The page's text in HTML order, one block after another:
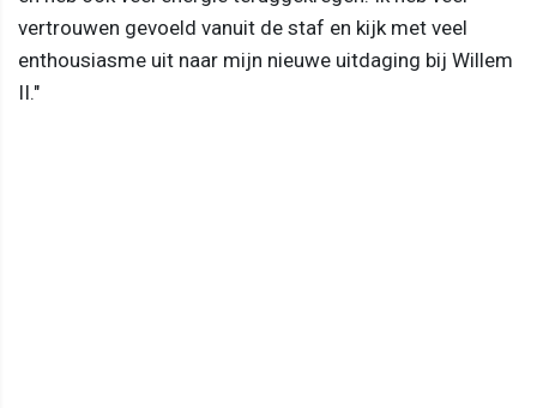
vertrouwen gevoeld vanuit de staf en kijk met veel
enthousiasme uit naar mijn nieuwe uitdaging bij Willem
II."